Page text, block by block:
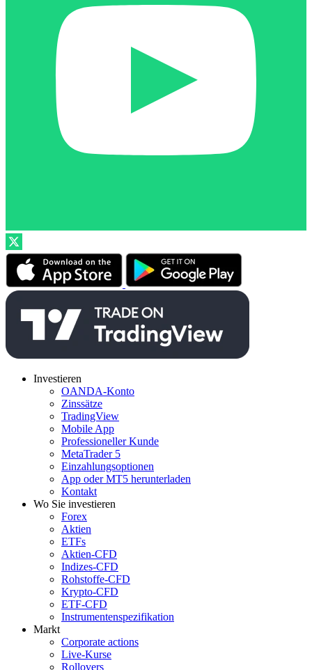
Investieren
OANDA-Konto
Zinssätze
TradingView
Mobile App
Professioneller Kunde
MetaTrader 5
Einzahlungsoptionen
App oder MT5 herunterladen
Kontakt
Wo Sie investieren
Forex
Aktien
ETFs
Aktien-CFD
Indizes-CFD
Rohstoffe-CFD
Krypto-CFD
ETF-CFD
Instrumentenspezifikation
Markt
Corporate actions
Live-Kurse
Rollovers